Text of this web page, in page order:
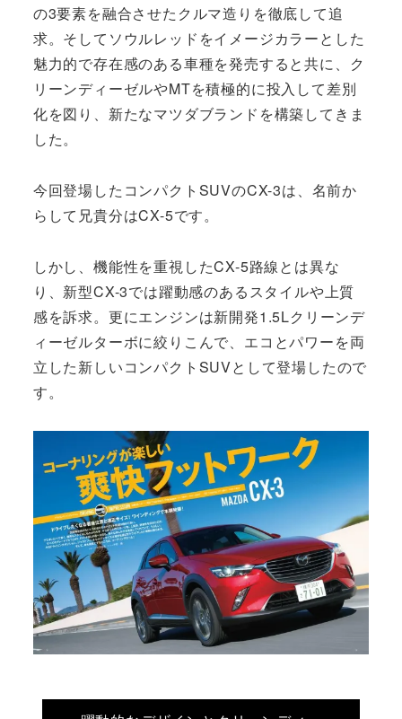
の3要素を融合させたクルマ造りを徹底して追
求。そしてソウルレッドをイメージカラーとした
魅力的で存在感のある車種を発売すると共に、ク
リーンディーゼルやMTを積極的に投入して差別
化を図り、新たなマツダブランドを構築してきま
した。
今回登場したコンパクトSUVのCX-3は、名前か
らして兄貴分はCX-5です。
しかし、機能性を重視したCX-5路線とは異な
り、新型CX-3では躍動感のあるスタイルや上質
感を訴求。更にエンジンは新開発1.5Lクリーンデ
ィーゼルターボに絞りこんで、エコとパワーを両
立した新しいコンパクトSUVとして登場したので
す。